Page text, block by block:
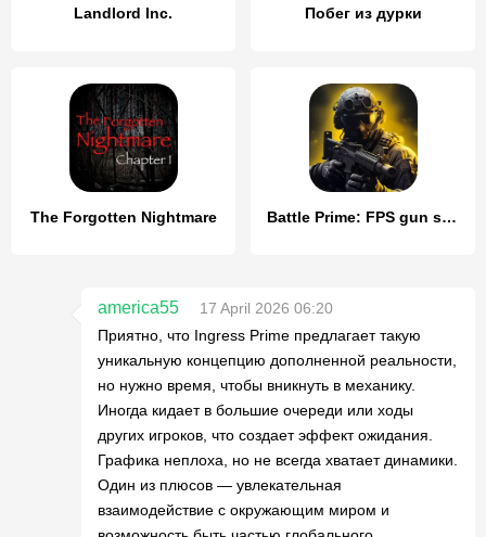
Landlord Inc. Побег из дурки
The Forgotten Nightmare Battle Prime: FPS gun shooting
america55
17 April 2026 06:20
Приятно, что Ingress Prime предлагает такую
уникальную концепцию дополненной реальности,
но нужно время, чтобы вникнуть в механику.
Иногда кидает в большие очереди или ходы
других игроков, что создает эффект ожидания.
Графика неплоха, но не всегда хватает динамики.
Один из плюсов — увлекательная
взаимодействие с окружающим миром и